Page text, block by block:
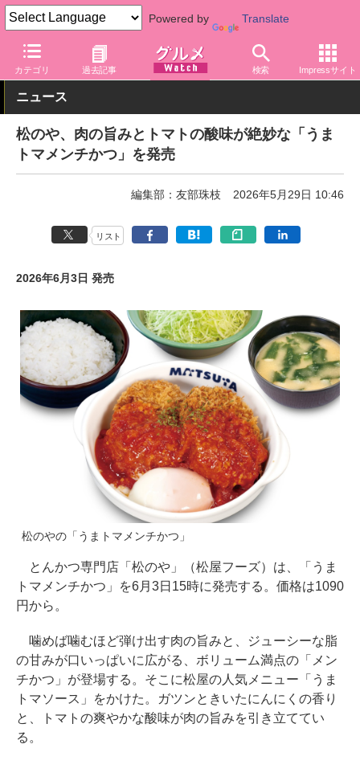
Powered by Translate
カテゴリ 過去記事 検索 Impressサイト
グルメ Watch 店舗 丼もの 松屋
ニュース
松のや、肉の旨みとトマトの酸味が絶妙な「うま
トマメンチかつ」を発売
編集部：友部珠枝 2026年5月29日 10:46
リスト
2026年6月3日 発売
松のやの「うまトマメンチかつ」
とんかつ専門店「松のや」（松屋フーズ）は、「うま
トマメンチかつ」を6月3日15時に発売する。価格は1090
円から。
噛めば噛むほど弾け出す肉の旨みと、ジューシーな脂
の甘みが口いっぱいに広がる、ボリューム満点の「メン
チかつ」が登場する。そこに松屋の人気メニュー「うま
トマソース」をかけた。ガツンときいたにんにくの香り
と、トマトの爽やかな酸味が肉の旨みを引き立ててい
る。